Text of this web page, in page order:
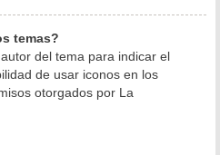
temas?
del tema para indicar el
de usar iconos en los
otorgados por La